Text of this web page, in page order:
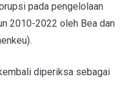
pada pengelolaan
2010-2022 oleh Bea dan
diperiksa sebagai